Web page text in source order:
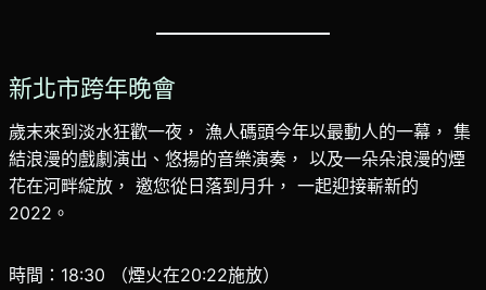
新北市跨年晚會
歲末來到淡水狂歡一夜， 漁人碼頭今年以最動人的一幕， 集
結浪漫的戲劇演出、悠揚的音樂演奏， 以及一朵朵浪漫的煙
花在河畔綻放， 邀您從日落到月升， 一起迎接嶄新的
2022。
時間：18:30 （煙火在20:22施放）